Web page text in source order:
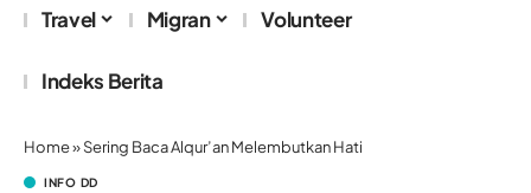
Travel Migran Volunteer
Indeks Berita
Home»Sering Baca Alqur’an Melembutkan Hati
INFO DD